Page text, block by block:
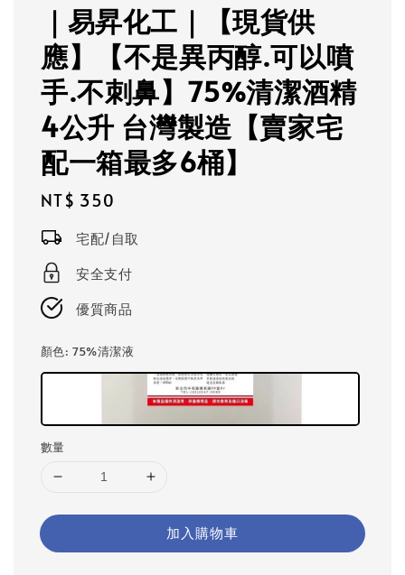
｜易昇化工｜【現貨供
應】【不是異丙醇.可以噴
手.不刺鼻】75%清潔酒精
4公升 台灣製造【賣家宅
配一箱最多6桶】
Regular
NT$ 350
宅配/自取
安全支付
優質商品
顏色: 75%清潔液
數量
加入購物車